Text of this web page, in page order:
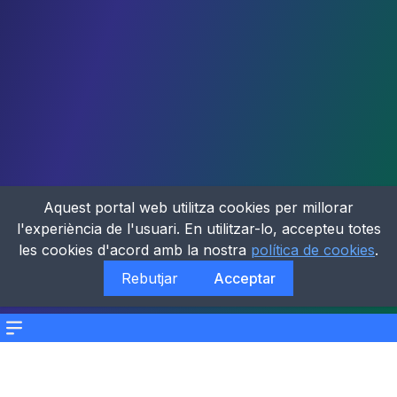
Menu
Aquest portal web utilitza cookies per millorar
l'experiència de l'usuari. En utilitzar-lo, accepteu totes
les cookies d'acord amb la nostra política de cookies.
Rebutjar
Acceptar